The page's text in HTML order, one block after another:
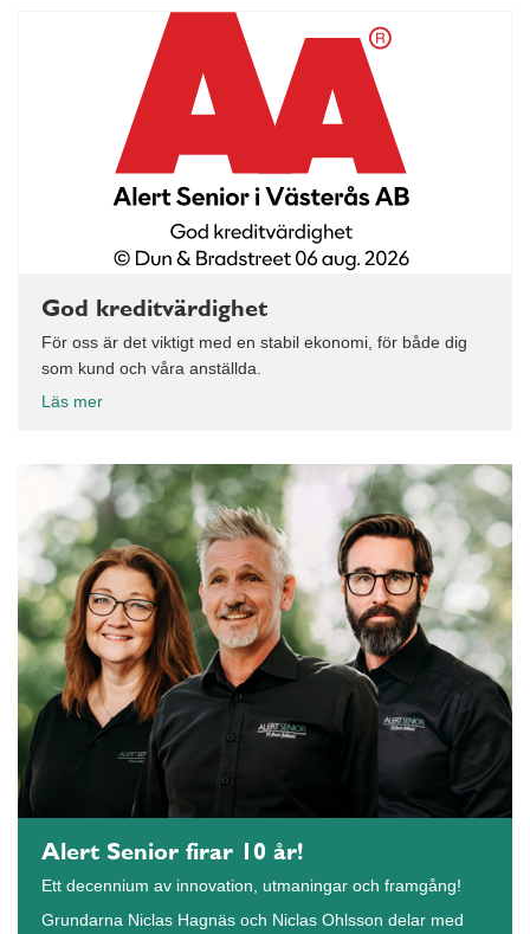
God kreditvärdighet
För oss är det viktigt med en stabil ekonomi, för både dig
som kund och våra anställda.
Läs mer
Alert Senior firar 10 år!
Ett decennium av innovation, utmaningar och framgång!
Grundarna Niclas Hagnäs och Niclas Ohlsson delar med